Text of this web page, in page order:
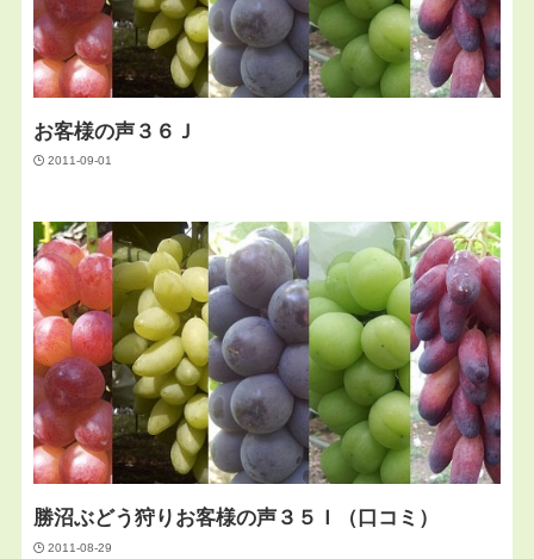
お客様の声３６Ｊ
2011-09-01
勝沼ぶどう狩りお客様の声３５Ｉ（口コミ）
2011-08-29